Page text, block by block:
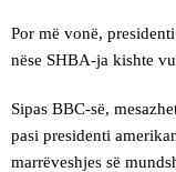
Por më vonë,
nëse SHBA-ja kishte
Sipas BBC-së,
pasi presidenti
marrëveshjes së